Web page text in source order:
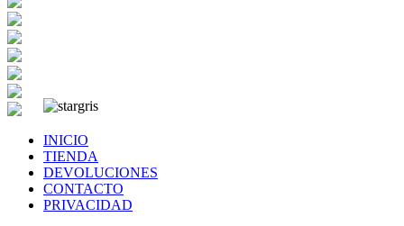
INICIO
TIENDA
DEVOLUCIONES
CONTACTO
PRIVACIDAD